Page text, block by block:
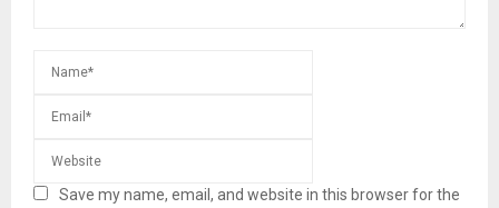
Save my name, email, and website in this browser for the